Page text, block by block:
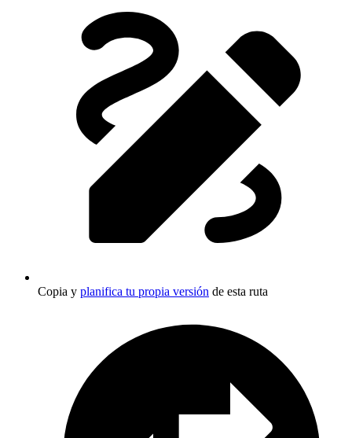
Copia y planifica tu propia versión de esta ruta